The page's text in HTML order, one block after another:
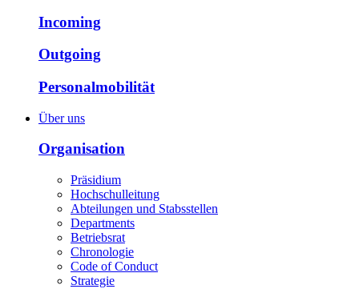
Incoming
Outgoing
Personalmobilität
Über uns
Organisation
Präsidium
Hochschulleitung
Abteilungen und Stabsstellen
Departments
Betriebsrat
Chronologie
Code of Conduct
Strategie